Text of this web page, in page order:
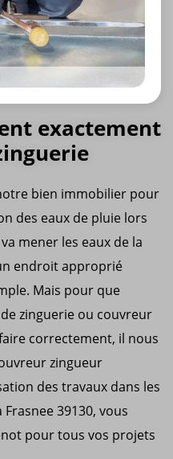
exactement
bien immobilier pour
des eaux de pluie lors
mener les eaux de la
endroit approprié
Mais pour que
zinguerie ou couvreur
correctement, il nous
zingueur
des travaux dans les
Frasnee 39130, vous
pour tous vos projets